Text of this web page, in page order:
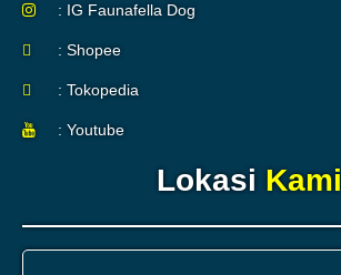
: IG Faunafella Dog
: Shopee
: Tokopedia
: Youtube
Lokasi Kami